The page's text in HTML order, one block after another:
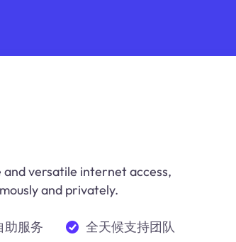
versatile internet access,
and privately.
助服务 全天候支持团队